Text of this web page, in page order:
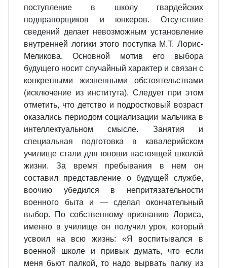
поступление в школу гвардейских
подпрапорщиков и юнкеров. Отсутствие
сведений делает невозможным установление
внутренней логики этого поступка М.Т. Лорис-
Меликова. Основной мотив его выбора
будущего носит случайный характер и связан с
конкретными жизненными обстоятельствами
(исключение из института). Следует при этом
отметить, что детство и подростковый возраст
оказались периодом социализации мальчика в
интеллектуальном смысле. Занятия и
специальная подготовка в кавалерийском
училище стали для юноши настоящей школой
жизни. За время пребывания в нем он
составил представление о будущей службе,
воочию убедился в непритязательности
военного быта и — сделал окончательный
выбор. По собственному признанию Лориса,
именно в училище он получил урок, который
усвоил на всю жизнь: «Я воспитывался в
военной школе и привык думать, что если
меня бьют палкой, то надо вырвать палку из